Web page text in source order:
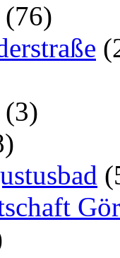
(76)
(3)